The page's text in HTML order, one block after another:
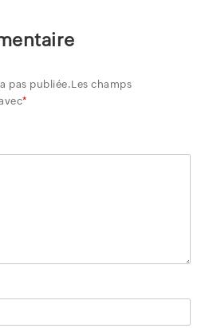
pas publiée.Les champs
*